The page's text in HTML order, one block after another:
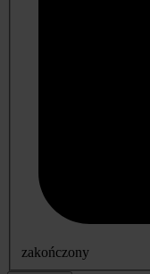
zakończony